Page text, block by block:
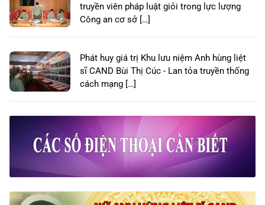
truyền viên pháp luật giỏi trong lực lượng
Công an cơ sở […]
Phát huy giá trị Khu lưu niệm Anh hùng liệt
sĩ CAND Bùi Thị Cúc - Lan tỏa truyền thống
cách mạng […]